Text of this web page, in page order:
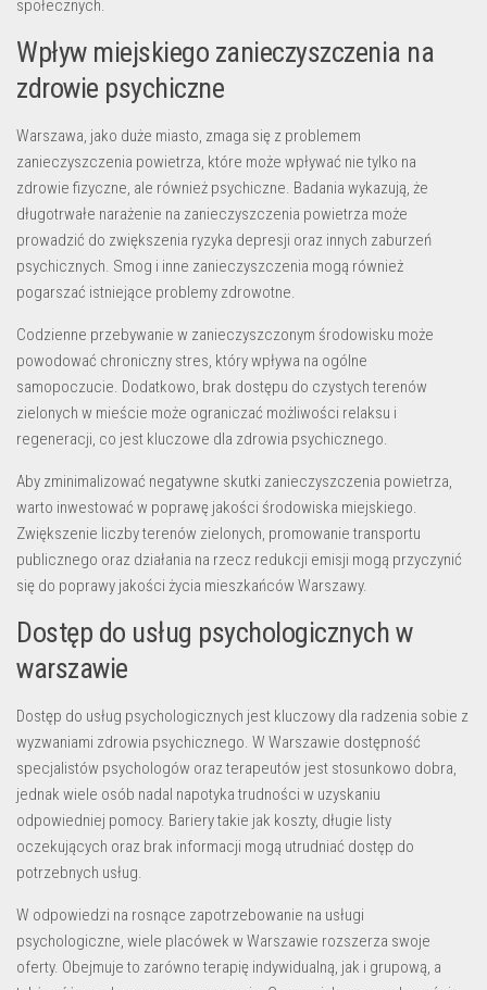
społecznych.
Wpływ miejskiego zanieczyszczenia na
zdrowie psychiczne
Warszawa, jako duże miasto, zmaga się z problemem
zanieczyszczenia powietrza, które może wpływać nie tylko na
zdrowie fizyczne, ale również psychiczne. Badania wykazują, że
długotrwałe narażenie na zanieczyszczenia powietrza może
prowadzić do zwiększenia ryzyka depresji oraz innych zaburzeń
psychicznych. Smog i inne zanieczyszczenia mogą również
pogarszać istniejące problemy zdrowotne.
Codzienne przebywanie w zanieczyszczonym środowisku może
powodować chroniczny stres, który wpływa na ogólne
samopoczucie. Dodatkowo, brak dostępu do czystych terenów
zielonych w mieście może ograniczać możliwości relaksu i
regeneracji, co jest kluczowe dla zdrowia psychicznego.
Aby zminimalizować negatywne skutki zanieczyszczenia powietrza,
warto inwestować w poprawę jakości środowiska miejskiego.
Zwiększenie liczby terenów zielonych, promowanie transportu
publicznego oraz działania na rzecz redukcji emisji mogą przyczynić
się do poprawy jakości życia mieszkańców Warszawy.
Dostęp do usług psychologicznych w
warszawie
Dostęp do usług psychologicznych jest kluczowy dla radzenia sobie z
wyzwaniami zdrowia psychicznego. W Warszawie dostępność
specjalistów psychologów oraz terapeutów jest stosunkowo dobra,
jednak wiele osób nadal napotyka trudności w uzyskaniu
odpowiedniej pomocy. Bariery takie jak koszty, długie listy
oczekujących oraz brak informacji mogą utrudniać dostęp do
potrzebnych usług.
W odpowiedzi na rosnące zapotrzebowanie na usługi
psychologiczne, wiele placówek w Warszawie rozszerza swoje
oferty. Obejmuje to zarówno terapię indywidualną, jak i grupową, a